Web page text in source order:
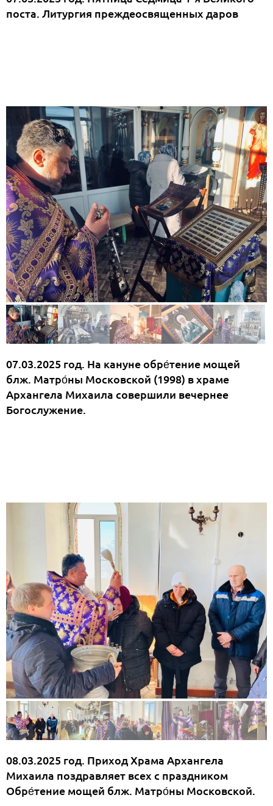
поста. Литургия преждеосвященных даров
07.03.2025 год. На кануне обре́тение мощей
блж. Матро́ны Московской (1998) в храме
Архангела Михаила совершили вечернее
Богослужение.
08.03.2025 год. Приход Храма Архангела
Михаила поздравляет всех с праздником
Обре́тение мощей блж. Матро́ны Московской.